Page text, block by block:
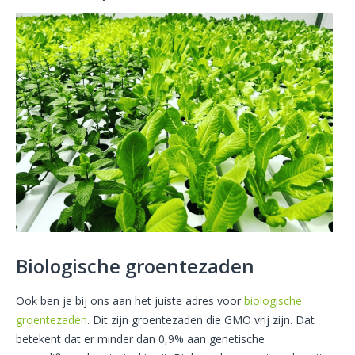
Biologische groentezaden
Ook ben je bij ons aan het juiste adres voor biologische
groentezaden. Dit zijn groentezaden die GMO vrij zijn. Dat
betekent dat er minder dan 0,9% aan genetische